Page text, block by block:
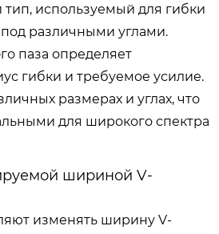
используемый для гибки
под различными углами.
паза определяет
гибки и требуемое усилие.
размерах и углах, что
для широкого спектра
шириной V-
изменять ширину V-